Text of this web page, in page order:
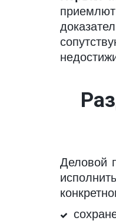
Деловой